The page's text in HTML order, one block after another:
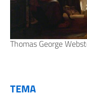
Thomas George
TEMA